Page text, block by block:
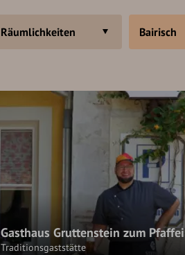
Räumlichkeiten Bairisch
Gasthaus Gruttenstein zum Pfaffei
Traditionsgaststätte